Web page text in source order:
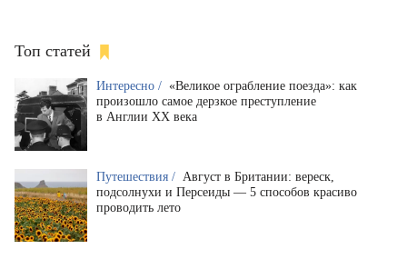
Топ статей
Интересно / «Великое ограбление поезда»: как
произошло самое дерзкое преступление
в Англии XX века
Путешествия / Август в Британии: вереск,
подсолнухи и Персеиды — 5 способов красиво
проводить лето